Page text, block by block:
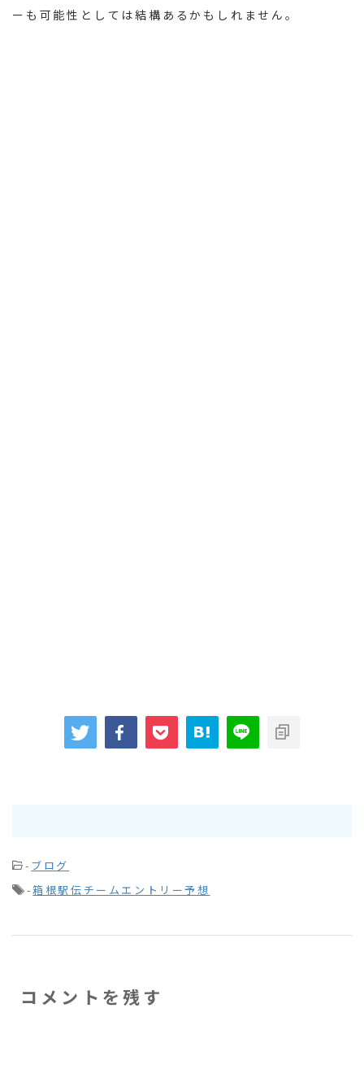
ーも可能性としては結構あるかもしれません。
- ブログ
-箱根駅伝チームエントリー予想
コメントを残す